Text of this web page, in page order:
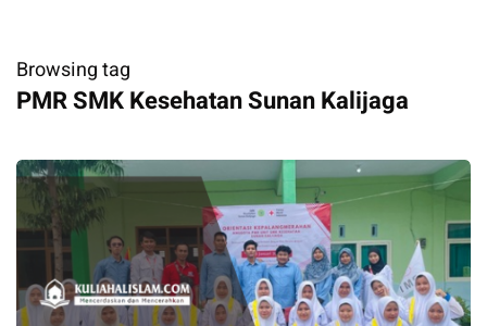
Browsing tag
PMR SMK Kesehatan Sunan Kalijaga